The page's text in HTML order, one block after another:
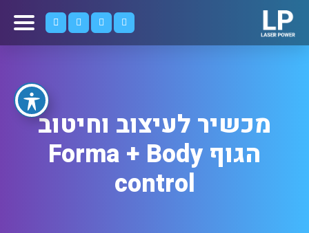
מכשיר לעיצוב וחיטוב
הגוף Forma + Body
control